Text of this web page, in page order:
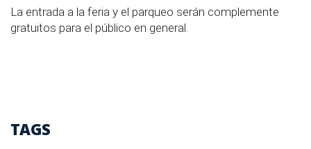
La entrada a la feria y el parqueo serán complemente
gratuitos para el público en general.
TAGS